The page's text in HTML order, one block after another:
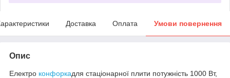
Доставка Оплата Умови повернення
Опис
Електро конфоркадля стаціонарної плити потужність 1000 Вт,